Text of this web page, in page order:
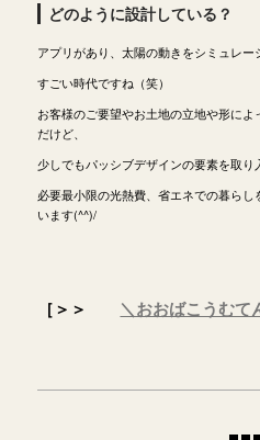
どのように設計している？
アプリがあり、太陽の動きをシミュレー
すごい時代ですね（笑）
お客様のご要望やお土地の立地や形に
だけど、
少しでもパッシブデザインの要素を取
必要最小限の光熱費、省エネでの暮ら
います(^^)/
［＞＞ ＼おおばこうむて